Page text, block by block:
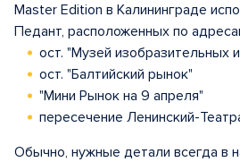
Master Edition в Калининграде
Педант, расположенных по
ост. "Музей изобразительных
ост. "Балтийский рынок"
"Мини Рынок на 9 апреля"
пересечение Ленинский-
Обычно, нужные детали всегда в